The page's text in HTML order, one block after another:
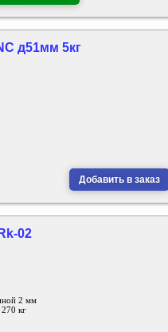
д51мм 5кг
Добавить в заказ
02
2 мм
270 кг